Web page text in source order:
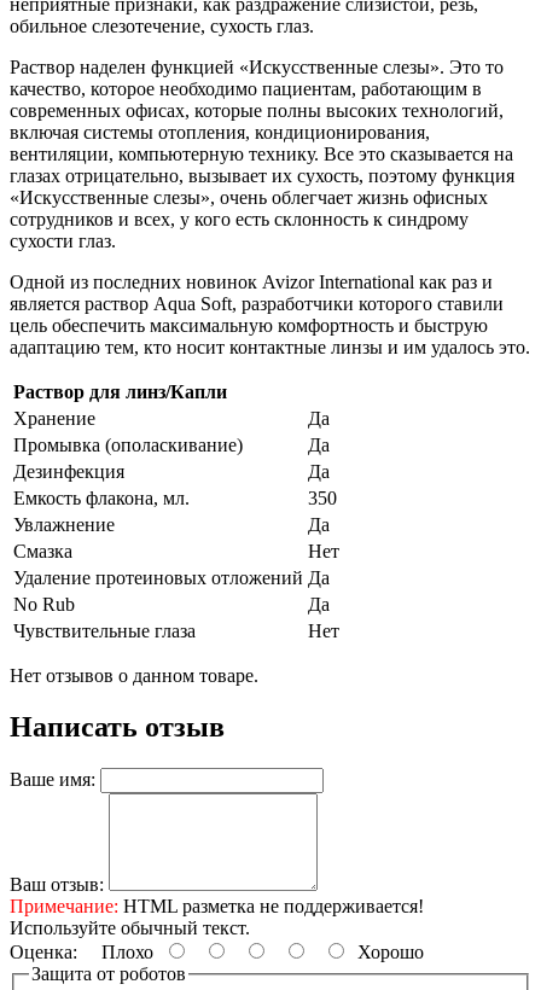
обильное слезотечение, сухость глаз.
Раствор наделен функцией «Искусственные слезы». Это то
качество, которое необходимо пациентам, работающим в
современных офисах, которые полны высоких технологий,
включая системы отопления, кондиционирования,
вентиляции, компьютерную технику. Все это сказывается на
глазах отрицательно, вызывает их сухость, поэтому функция
«Искусственные слезы», очень облегчает жизнь офисных
сотрудников и всех, у кого есть склонность к синдрому
сухости глаз.
Одной из последних новинок Avizor International как раз и
является раствор Aqua Soft, разработчики которого ставили
цель обеспечить максимальную комфортность и быструю
адаптацию тем, кто носит контактные линзы и им удалось это.
Раствор для линз/Капли
Хранение
Да
Промывка (ополаскивание)
Да
Дезинфекция
Да
Емкость флакона, мл.
350
Увлажнение
Да
Смазка
Нет
Удаление протеиновых отложений Да
No Rub
Да
Чувствительные глаза
Нет
Нет отзывов о данном товаре.
Написать отзыв
Ваше имя:
Ваш отзыв:
Примечание: HTML разметка не поддерживается!
Используйте обычный текст.
Оценка: Плохо
Хорошо
Защита от роботов